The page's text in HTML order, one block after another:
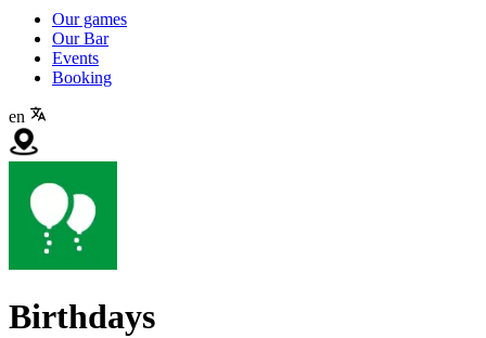
Our games
Our Bar
Events
Booking
en
Birthdays